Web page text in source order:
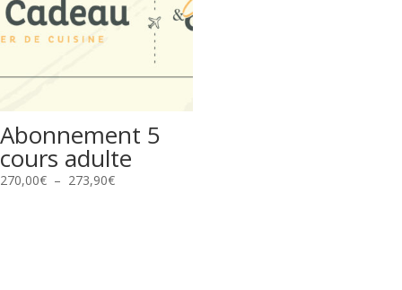
Abonnement 5
cours adulte
270,00€ – 273,90€Plage